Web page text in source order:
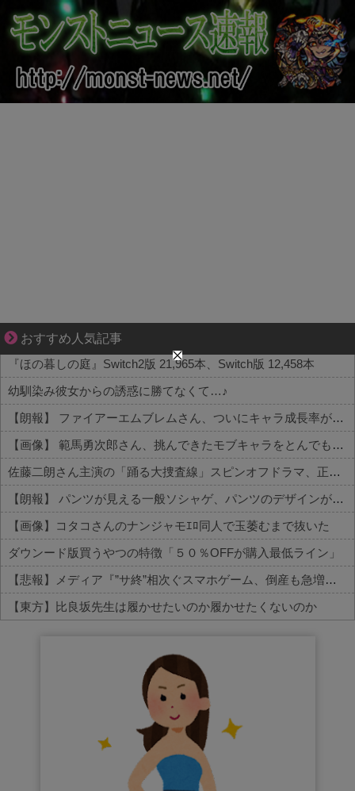
おすすめ人気記事
妻が嫌すぎて壊れていった、ある夫の現実
『ほの暮しの庭』Switch2版 21,965本、Switch版 12,458本
幼馴染み彼女からの誘惑に勝てなくて…♪
【朗報】 ファイアーエムブレムさん、ついにキャラ成長率がゲーム内で見れるようになる
【画像】 範馬勇次郎さん、挑んできたモブキャラをとんでもない目に合わせてしまう
佐藤二朗さん主演の「踊る大捜査線」スピンオフドラマ、正式に中止との報道
【朗報】 パンツが見える一般ソシャゲ、パンツのデザインが上方修正される
【画像】コタコさんのナンジャモｴﾛ同人で玉萎むまで抜いた
ダウンード版買うやつの特徴「５０％OFFが購入最低ライン」
【悲報】メディア『”サ終”相次ぐスマホゲーム、倒産も急増。過去最多ペースで推移』
【東方】比良坂先生は履かせたいのか履かせたくないのか